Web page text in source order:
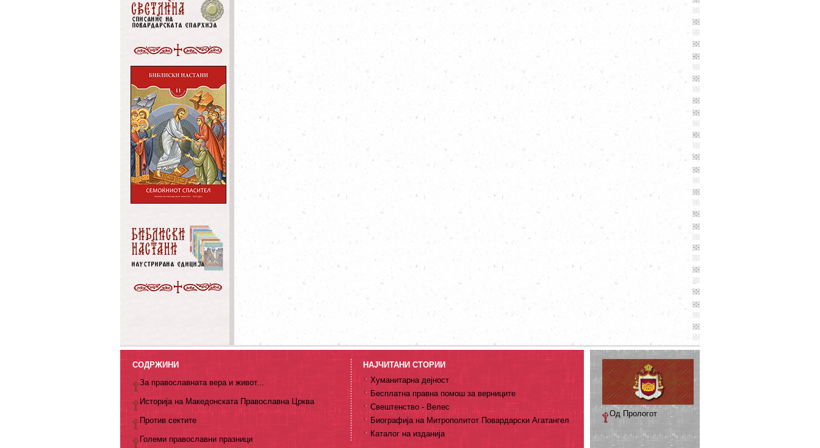
СОДРЖИНИ
За православната вера и живот...
Историја на Македонската Православна Црква
Против сектите
Големи православни празници
НАЈЧИТАНИ СТОРИИ
Хуманитарна дејност
Бесплатна правна помош за верниците
Свештенство - Велес
Биографија на Митрополитот Повардарски Агатангел
Каталог на изданија
Од Прологот